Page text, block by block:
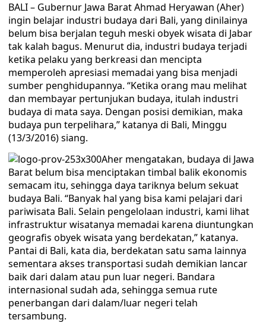
BALI – Gubernur Jawa Barat Ahmad Heryawan (Aher)
ingin belajar industri budaya dari Bali, yang dinilainya
belum bisa berjalan teguh meski obyek wisata di Jabar
tak kalah bagus. Menurut dia, industri budaya terjadi
ketika pelaku yang berkreasi dan mencipta
memperoleh apresiasi memadai yang bisa menjadi
sumber penghidupannya. “Ketika orang mau melihat
dan membayar pertunjukan budaya, itulah industri
budaya di mata saya. Dengan posisi demikian, maka
budaya pun terpelihara,” katanya di Bali, Minggu
(13/3/2016) siang.
Aher mengatakan, budaya di Jawa
Barat belum bisa menciptakan timbal balik ekonomis
semacam itu, sehingga daya tariknya belum sekuat
budaya Bali. “Banyak hal yang bisa kami pelajari dari
pariwisata Bali. Selain pengelolaan industri, kami lihat
infrastruktur wisatanya memadai karena diuntungkan
geografis obyek wisata yang berdekatan,” katanya.
Pantai di Bali, kata dia, berdekatan satu sama lainnya
sementara akses transportasi sudah demikian lancar
baik dari dalam atau pun luar negeri. Bandara
internasional sudah ada, sehingga semua rute
penerbangan dari dalam/luar negeri telah
tersambung.